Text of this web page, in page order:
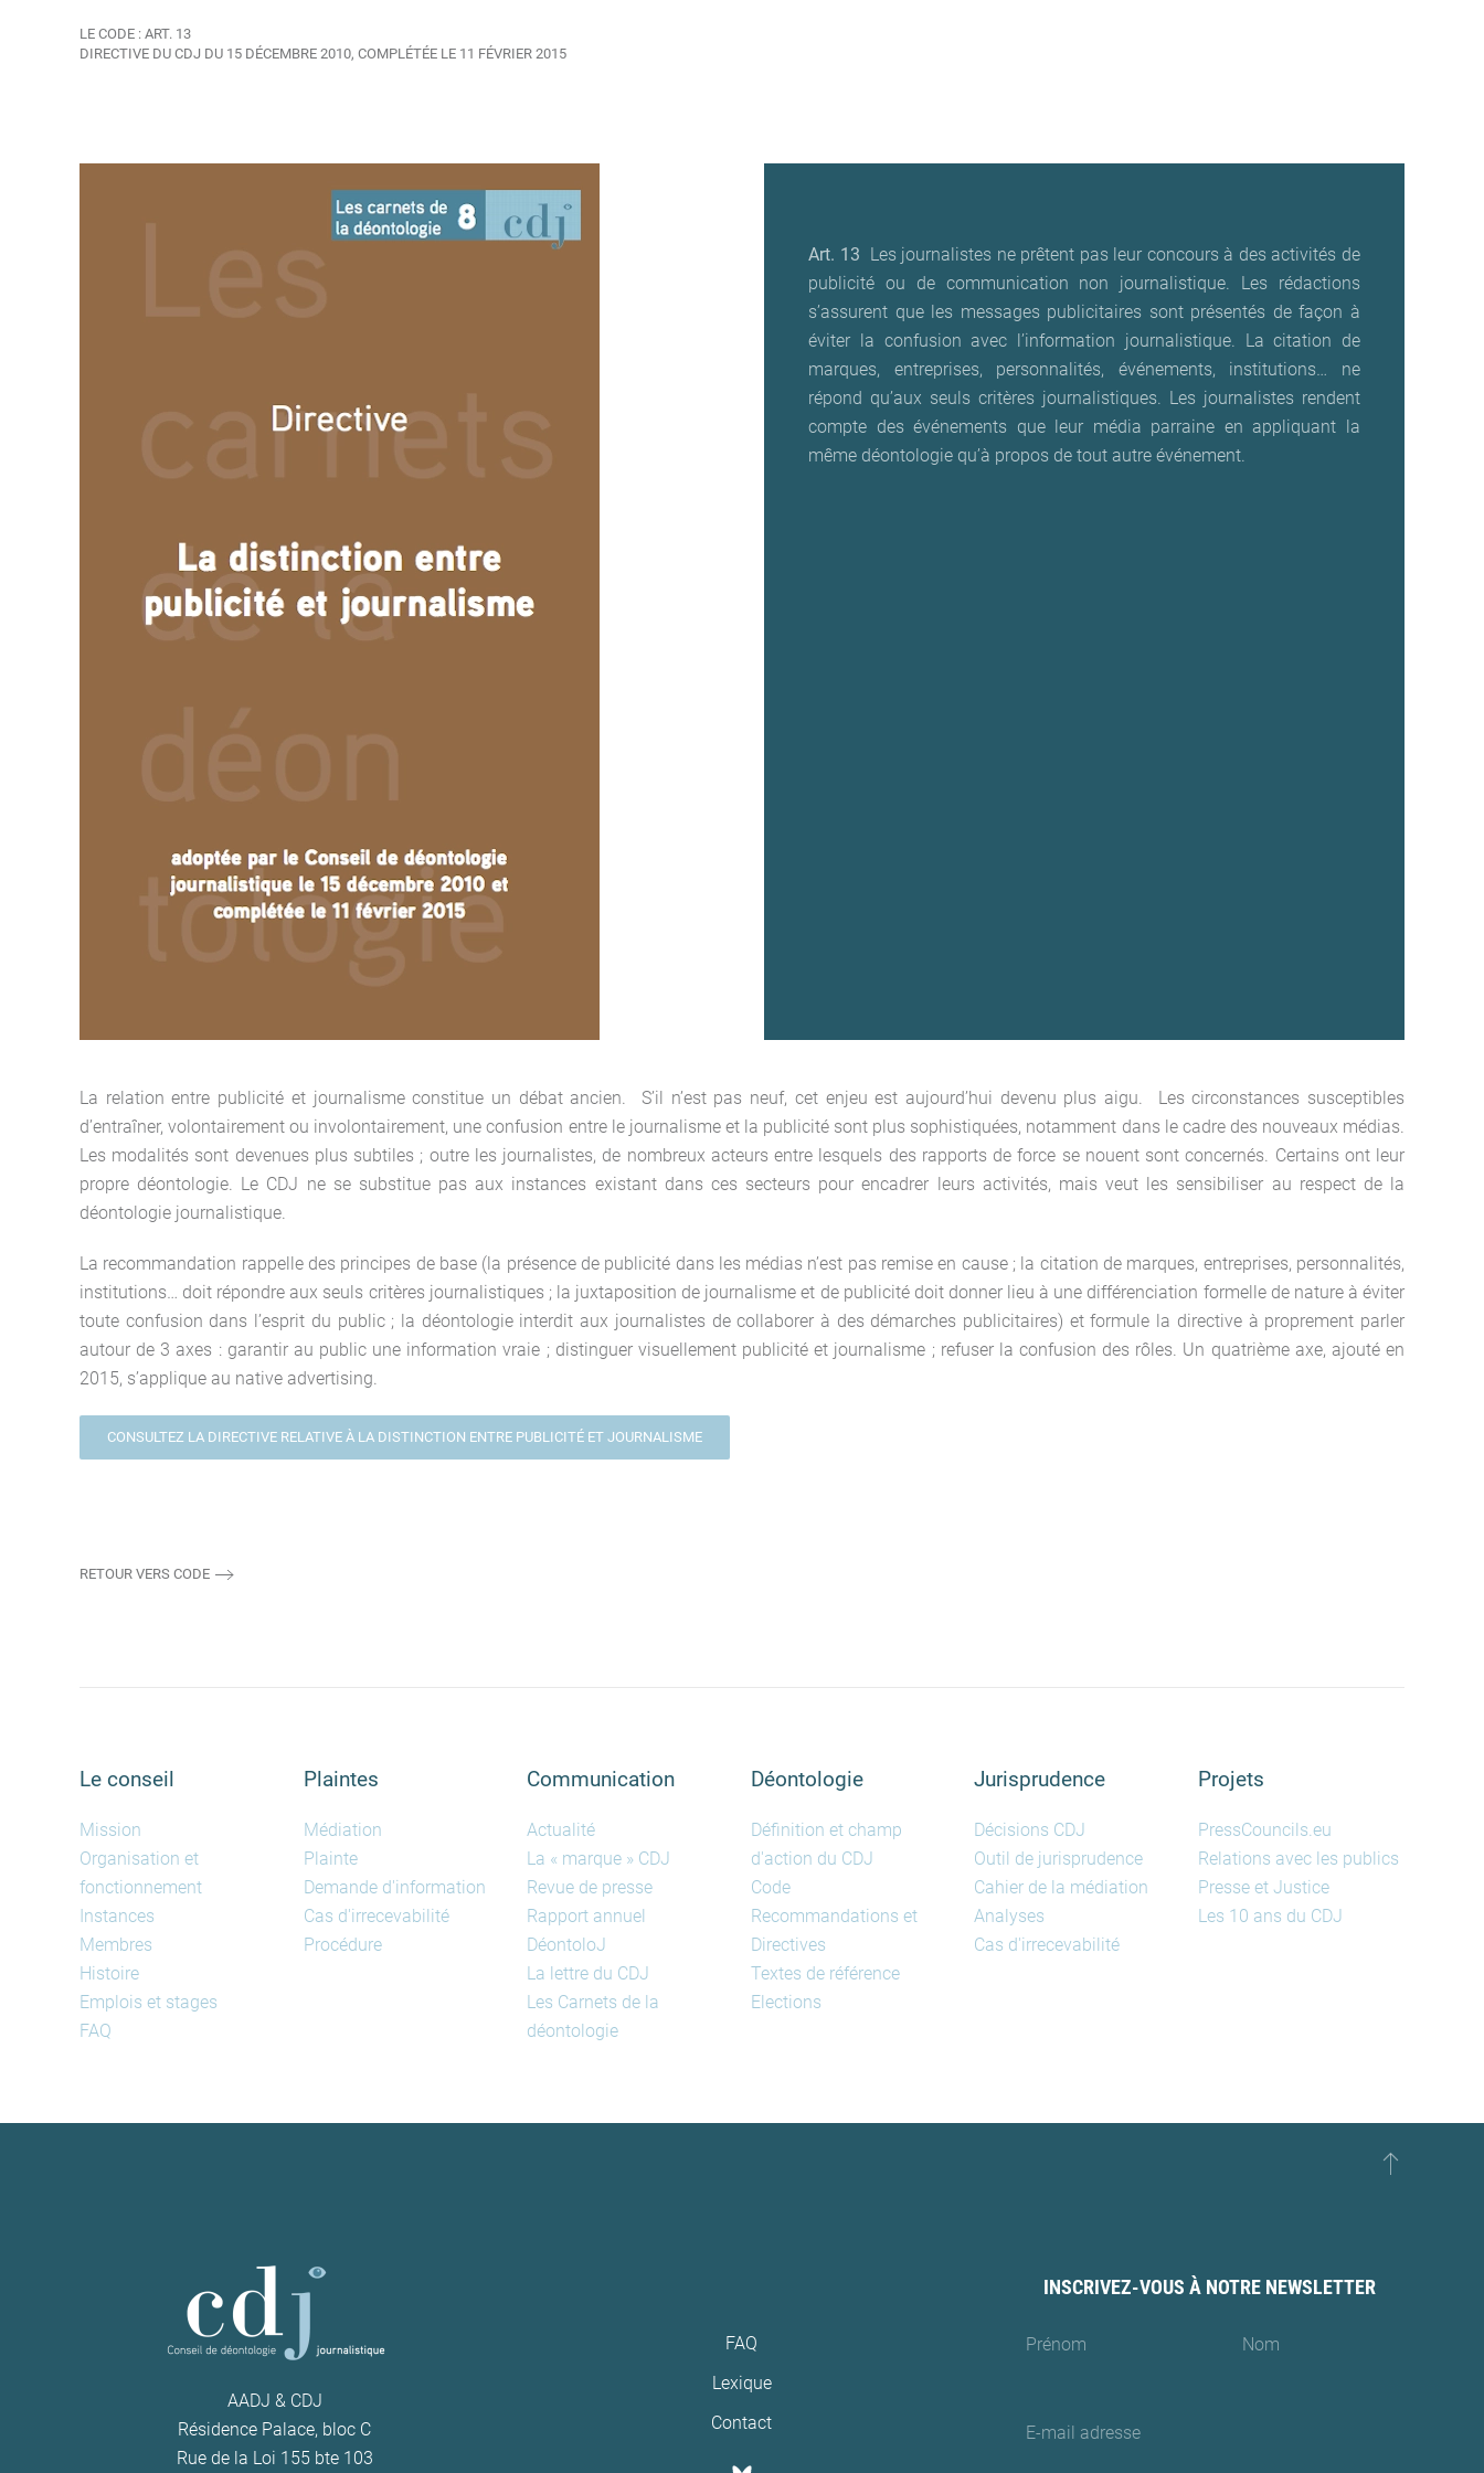
LE CODE : ART. 13
DIRECTIVE DU CDJ DU 15 DÉCEMBRE 2010, COMPLÉTÉE LE 11 FÉVRIER 2015
Art. 13 Les journalistes ne prêtent pas leur concours à des activités de
publicité ou de communication non journalistique. Les rédactions
s’assurent que les messages publicitaires sont présentés de façon à
éviter la confusion avec l’information journalistique. La citation de
marques, entreprises, personnalités, événements, institutions… ne
répond qu’aux seuls critères journalistiques. Les journalistes rendent
compte des événements que leur média parraine en appliquant la
même déontologie qu’à propos de tout autre événement.
La relation entre publicité et journalisme constitue un débat ancien. S’il n’est pas neuf, cet enjeu est aujourd’hui devenu plus aigu. Les circonstances susceptibles
d’entraîner, volontairement ou involontairement, une confusion entre le journalisme et la publicité sont plus sophistiquées, notamment dans le cadre des nouveaux médias.
Les modalités sont devenues plus subtiles ; outre les journalistes, de nombreux acteurs entre lesquels des rapports de force se nouent sont concernés. Certains ont leur
propre déontologie. Le CDJ ne se substitue pas aux instances existant dans ces secteurs pour encadrer leurs activités, mais veut les sensibiliser au respect de la
déontologie journalistique.
La recommandation rappelle des principes de base (la présence de publicité dans les médias n’est pas remise en cause ; la citation de marques, entreprises, personnalités,
institutions… doit répondre aux seuls critères journalistiques ; la juxtaposition de journalisme et de publicité doit donner lieu à une différenciation formelle de nature à éviter
toute confusion dans l’esprit du public ; la déontologie interdit aux journalistes de collaborer à des démarches publicitaires) et formule la directive à proprement parler
autour de 3 axes : garantir au public une information vraie ; distinguer visuellement publicité et journalisme ; refuser la confusion des rôles. Un quatrième axe, ajouté en
2015, s’applique au native advertising.
CONSULTEZ LA DIRECTIVE RELATIVE À LA DISTINCTION ENTRE PUBLICITÉ ET JOURNALISME
RETOUR VERS CODE
Le conseil
Mission
Organisation et
fonctionnement
Instances
Membres
Histoire
Emplois et stages
FAQ
Plaintes
Médiation
Plainte
Demande d'information
Cas d'irrecevabilité
Procédure
Communication
Actualité
La « marque » CDJ
Revue de presse
Rapport annuel
DéontoloJ
La lettre du CDJ
Les Carnets de la
déontologie
Déontologie
Définition et champ
d'action du CDJ
Code
Recommandations et
Directives
Textes de référence
Elections
Jurisprudence
Décisions CDJ
Outil de jurisprudence
Cahier de la médiation
Analyses
Cas d'irrecevabilité
Projets
PressCouncils.eu
Relations avec les publics
Presse et Justice
Les 10 ans du CDJ
AADJ & CDJ
Résidence Palace, bloc C
Rue de la Loi 155 bte 103
FAQ
Lexique
Contact
INSCRIVEZ-VOUS À NOTRE NEWSLETTER